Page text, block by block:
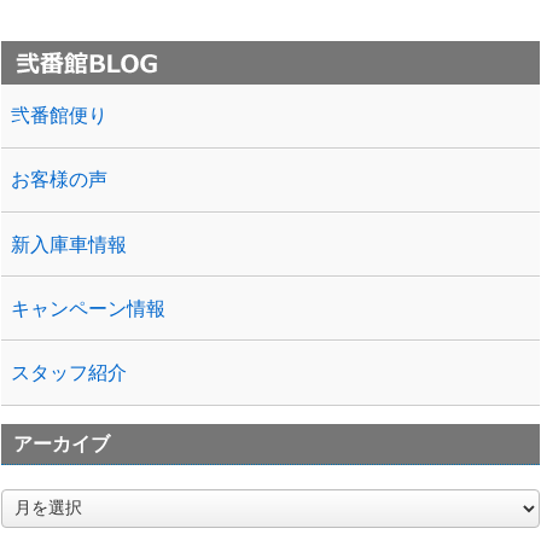
弐番館便り
お客様の声
新入庫車情報
キャンペーン情報
スタッフ紹介
アーカイブ
ア
ー